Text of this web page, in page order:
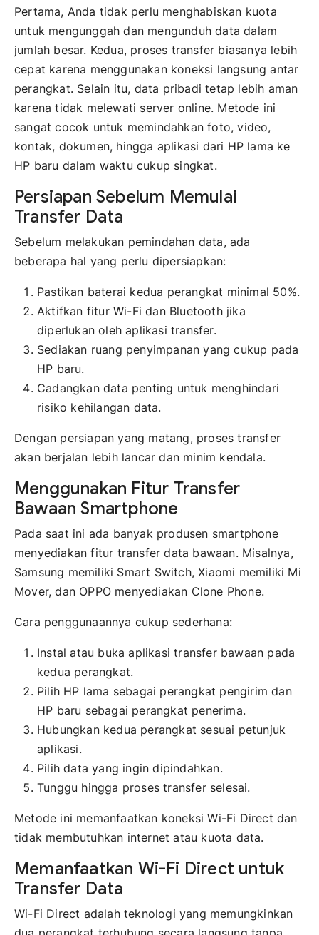
Pertama, Anda tidak perlu menghabiskan kuota
untuk mengunggah dan mengunduh data dalam
jumlah besar. Kedua, proses transfer biasanya lebih
cepat karena menggunakan koneksi langsung antar
perangkat. Selain itu, data pribadi tetap lebih aman
karena tidak melewati server online. Metode ini
sangat cocok untuk memindahkan foto, video,
kontak, dokumen, hingga aplikasi dari HP lama ke
HP baru dalam waktu cukup singkat.
Persiapan Sebelum Memulai
Transfer Data
Sebelum melakukan pemindahan data, ada
beberapa hal yang perlu dipersiapkan:
Pastikan baterai kedua perangkat minimal 50%.
Aktifkan fitur Wi-Fi dan Bluetooth jika
diperlukan oleh aplikasi transfer.
Sediakan ruang penyimpanan yang cukup pada
HP baru.
Cadangkan data penting untuk menghindari
risiko kehilangan data.
Dengan persiapan yang matang, proses transfer
akan berjalan lebih lancar dan minim kendala.
Menggunakan Fitur Transfer
Bawaan Smartphone
Pada saat ini ada banyak produsen smartphone
menyediakan fitur transfer data bawaan. Misalnya,
Samsung memiliki Smart Switch, Xiaomi memiliki Mi
Mover, dan OPPO menyediakan Clone Phone.
Cara penggunaannya cukup sederhana:
Instal atau buka aplikasi transfer bawaan pada
kedua perangkat.
Pilih HP lama sebagai perangkat pengirim dan
HP baru sebagai perangkat penerima.
Hubungkan kedua perangkat sesuai petunjuk
aplikasi.
Pilih data yang ingin dipindahkan.
Tunggu hingga proses transfer selesai.
Metode ini memanfaatkan koneksi Wi-Fi Direct dan
tidak membutuhkan internet atau kuota data.
Memanfaatkan Wi-Fi Direct untuk
Transfer Data
Wi-Fi Direct adalah teknologi yang memungkinkan